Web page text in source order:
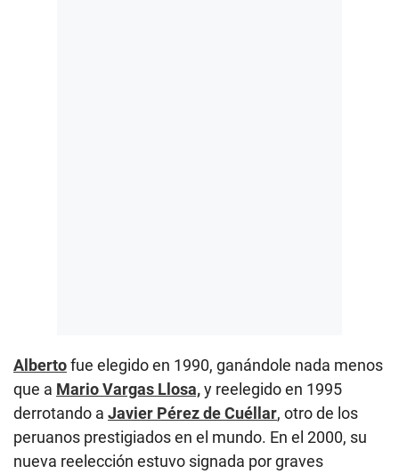
Albertofue elegido en 1990, ganándole nada menos
que a Mario Vargas Llosa,y reelegido en 1995
derrotando a Javier Pérez de Cuéllar, otro de los
peruanos prestigiados en el mundo. En el 2000, su
nueva reelección estuvo signada por graves